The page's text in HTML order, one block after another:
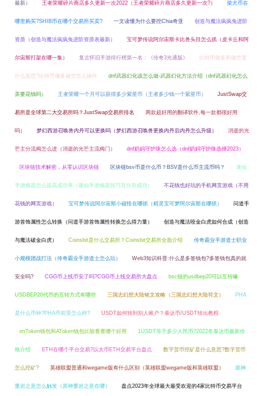
最新） 王者荣耀碎片商店多久更新一次2022（王者荣耀碎片商店多久更新一次?） 柴犬币在
哪里购买?SHIB币在哪个交易所买卖? 一文读懂为什么要挖Chia奇亚 创造与魔法疯疯兔进阶
资质（创造与魔法疯疯兔进阶资质表最新） 宝可梦传说阿尔宙斯卡比兽头目怎么抓（皮卡丘和阿
尔宙斯打架在哪一集） 复古怀旧手游排行榜第一名：《传奇3光通版》 比特币做多和做空是
什么意思?比特币做多做空怎么操作 dnf武器幻化该怎么做-武器幻化方法介绍（dnf武器幻化怎么
弄要花钱吗） 王者荣耀一个月可以获得多少紫星币（王者多少钱一个紫星币） JustSwap交
易所是全球第二大交易所吗？JustSwap交易所排名 两款超好用的翻译软件,每一款都很好用
吗） 梦幻西游召唤兽内丹可以更换吗（梦幻西游召唤兽更换内丹后内丹怎么升级） 消逝的光
芒主分流阀怎么进（消逝的光芒主流阀门） dnf奶妈守护珠怎么选（dnf奶妈守护珠选择2023）
区块链技术解密，从零认识区块链 区块链bsv币是什么币？BSV是什么币主流币吗？ 诛仙
手游炼器怎么提高成功率（诛仙手游炼器技巧百分百成功） 不花钱也好玩的手机网页游戏（不用
花钱的网页游戏） 宝可梦传说阿尔宙斯小磁怪在哪抓（精灵宝可梦阿尔宙斯在哪抓） 问道手
游首饰属性怎么转换（问道手游首饰属性转换怎么得力量） 创造与魔法咬金白虎如何合成（创造
与魔法破金白虎） Coinsbit是什么交易所？Coinsbit交易所全面介绍 传奇霸业手游道士职业
小规模团战打法（传奇霸业手游道士怎么玩） Web3知识科普:什么是多签钱包?多签钱包真的就
安全吗? CGG币上线币安了吗?CGG币上线交易所大盘点 bsc链的usdbep20可以互转嘛
USDBEP20代币的互转方式有哪些 三国志幻想大陆铭文攻略（三国志幻想大陆符文） PHA
是什么币种?PHA币前景怎么样? USDT如何转到别人账户？泰达币/USDT转出教程
imToken钱包和AToken钱包比较看看哪个好用 1USDT等于多少人民币?2022年泰达币最新价
格介绍 ETH在哪个平台交易?以太币ETH交易平台盘点 数字货币挖矿是什么意思?数字货币
怎么挖矿? 英雄联盟普通和wegame版有什么区别（英雄联盟wegame版和英雄联盟） 原神
重岩之意怎么触发（原神重岩之意在哪） 盘点2023年全球最大最受欢迎的4家比特币交易平台